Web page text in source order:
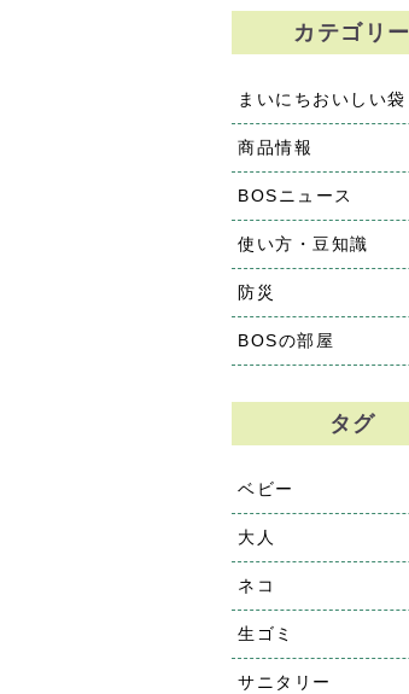
カテゴリー
まいにちおいしい袋
商品情報
BOSニュース
使い方・豆知識
防災
BOSの部屋
タグ
ベビー
大人
ネコ
生ゴミ
サニタリー